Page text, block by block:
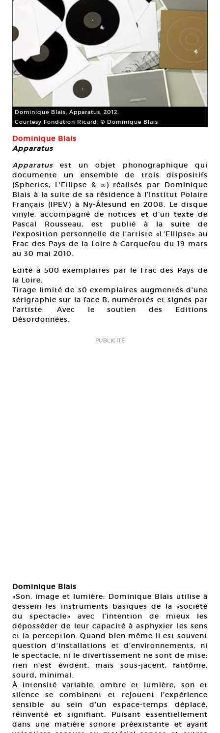
Dominique Blais, Apparatus, 2012.
Courtesy Fondation Ricard, © Dominique Blais
Dominique Blais
Apparatus
Apparatus est un objet phonographique qui
documente un ensemble de trois dispositifs
(Spherics, L’Ellipse & ∞) réalisés par Dominique
Blais à la suite de sa résidence à l’Institut Polaire
Français (IPEV) à Ny-Ålesund en 2008. Le disque
vinyle, accompagné de notices et d’un texte de
Pascal Rousseau, est publié à la suite de
l’exposition personnelle de l’artiste «L’Ellipse» au
Frac des Pays de la Loire à Carquefou du 19 mars
au 30 mai 2010.
Edité à 500 exemplaires par le Frac des Pays de
la Loire.
Tirage limité de 30 exemplaires augmentés d’une
sérigraphie sur la face B, numérotés et signés par
l’artiste. Avec le soutien des Editions
Désordonnées.
PUBLICITÉ
Dominique Blais
«Son, image et lumière: Dominique Blais utilise à
dessein les instruments basiques de la «société
du spectacle» avec l’intention de mieux les
déposséder de leur capacité à asphyxier les sens
et la perception. Quand bien même il est souvent
question d’installations et d’environnements, ni
le spectacle, ni le divertissement ne sont de mise:
rien n’est évident, mais sous-jacent, fantôme,
sourd, minimal.
À intensité variable, ombre et lumière, son et
silence se combinent et rejouent l’expérience
sensible au sein d’un espace-temps déplacé,
réinventé et signifiant. Puisant essentiellement
dans une matière sonore préexistante et ayant